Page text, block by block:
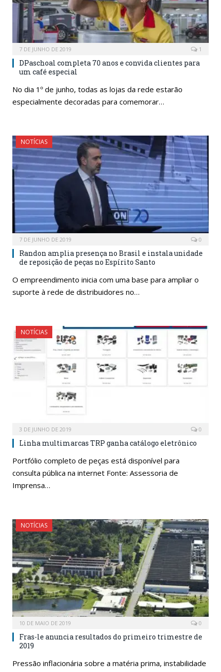
7 DE JUNHO DE 2019 1
DPaschoal completa 70 anos e convida clientes para
um café especial
No dia 1º de junho, todas as lojas da rede estarão
especialmente decoradas para comemorar…
NOTÍCIAS
7 DE JUNHO DE 2019 0
Randon amplia presença no Brasil e instala unidade
de reposição de peças no Espírito Santo
O empreendimento inicia com uma base para ampliar o
suporte à rede de distribuidores no…
NOTÍCIAS
3 DE JUNHO DE 2019 0
Linha multimarcas TRP ganha catálogo eletrônico
Portfólio completo de peças está disponível para
consulta pública na internet Fonte: Assessoria de
Imprensa…
NOTÍCIAS
10 DE MAIO DE 2019 0
Fras-le anuncia resultados do primeiro trimestre de
2019
Pressão inflacionária sobre a matéria prima, instabilidade